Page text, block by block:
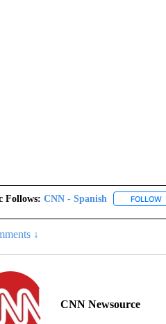
Follows: CNN - Spanish FOLLOW
↓
CNN Newsource